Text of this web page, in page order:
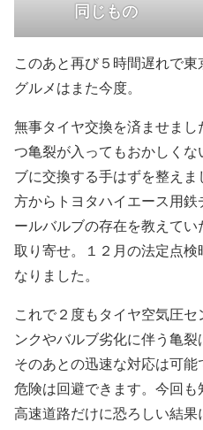
同じもの
このあと再び５時間遅れで
グルメはまた今度。
無事タイヤ交換を済ませま
つ亀裂が入ってもおかしく
ブに交換する手はずを整え
方からトヨタハイエース用
ールバルブの存在を教えて
取り寄せ。１２月の法定点
なりました。
これで２度もタイヤ空気圧
ンクやバルブ劣化に伴う亀裂
そのあとの迅速な対応は可
危険は回避できます。今回も
高速道路だけに恐ろしい結